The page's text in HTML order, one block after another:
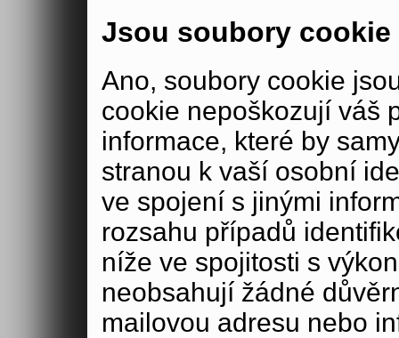
Jsou soubory cookie
Ano, soubory cookie
cookie nepoškozují váš
informace, které by
stranou k vaší osobní
ve spojení s jinými
rozsahu případů
níže ve spojitosti s
neobsahují žádné
mailovou adresu nebo